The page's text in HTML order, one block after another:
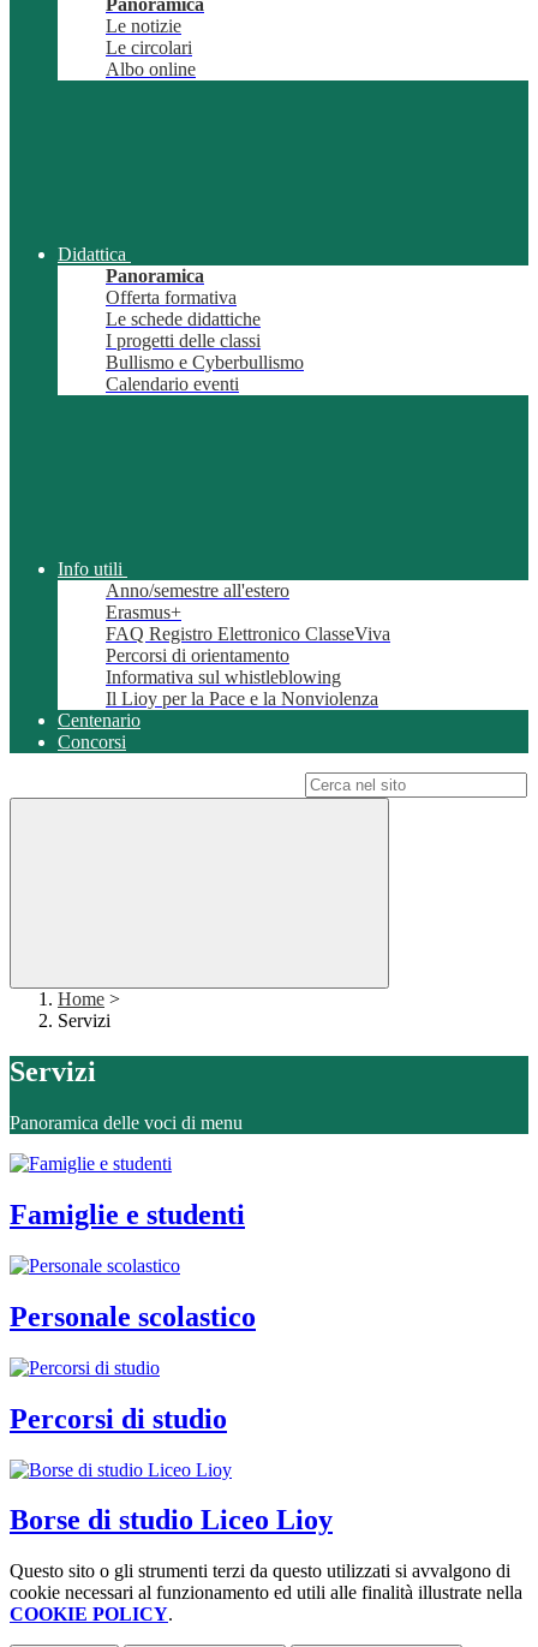
Panoramica
Le notizie
Le circolari
Albo online
Didattica
Panoramica
Offerta formativa
Le schede didattiche
I progetti delle classi
Bullismo e Cyberbullismo
Calendario eventi
Info utili
Anno/semestre all'estero
Erasmus+
FAQ Registro Elettronico ClasseViva
Percorsi di orientamento
Informativa sul whistleblowing
Il Lioy per la Pace e la Nonviolenza
Centenario
Concorsi
Home >
Servizi
Servizi
Panoramica delle voci di menu
Famiglie e studenti
Personale scolastico
Percorsi di studio
Borse di studio Liceo Lioy
Questo sito o gli strumenti terzi da questo utilizzati si avvalgono di
cookie necessari al funzionamento ed utili alle finalità illustrate nella
COOKIE POLICY.